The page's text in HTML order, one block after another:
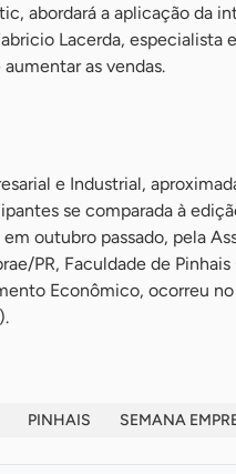
abordará a aplicação da
Lacerda, especialista
as vendas.
e Industrial,
se comparada à
outubro passado, pela
PR, Faculdade de
Econômico, ocorreu
PINHAIS SEMANA